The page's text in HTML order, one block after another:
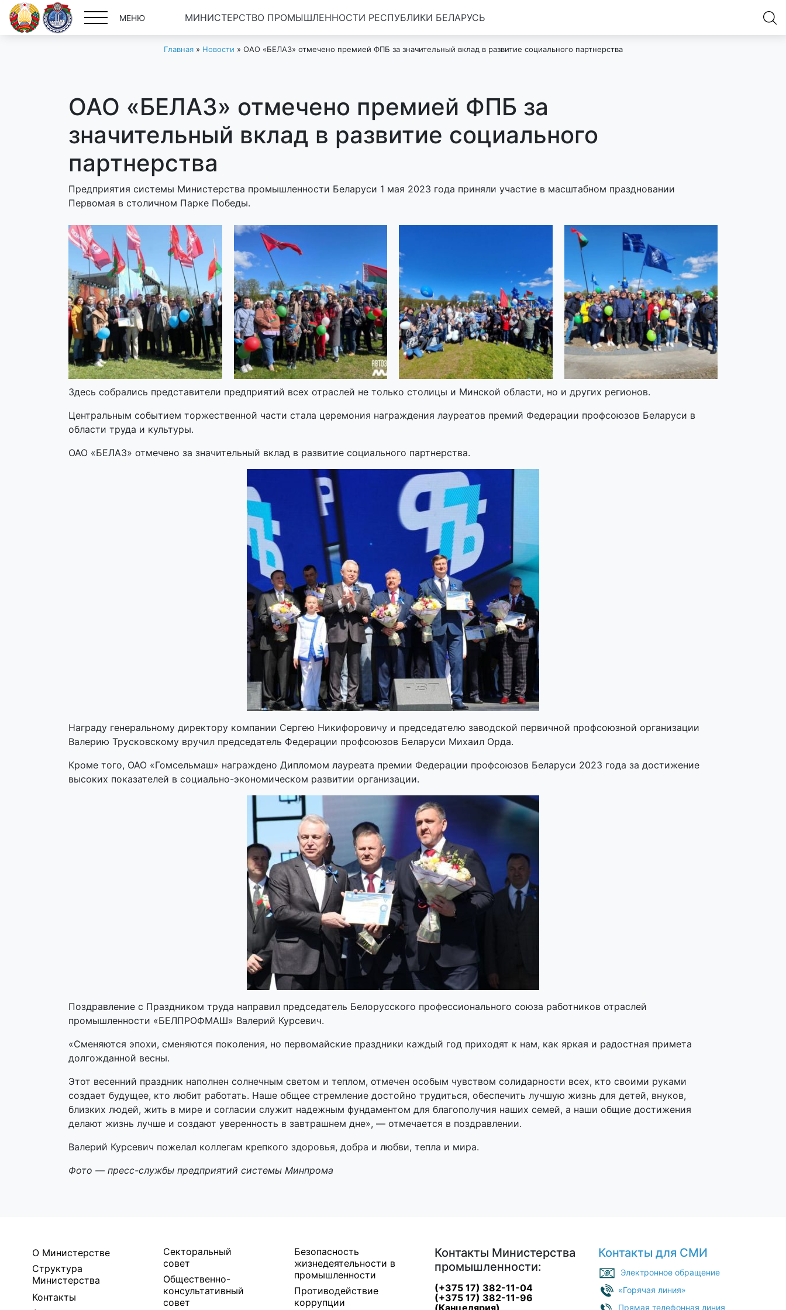
МЕНЮ МИНИСТЕРСТВО ПРОМЫШЛЕННОСТИ РЕСПУБЛИКИ БЕЛАРУСЬ
Главная» Новости » ОАО «БЕЛАЗ» отмечено премией ФПБ за значительный вклад в развитие социального партнерства
ОАО «БЕЛАЗ» отмечено премией ФПБ за
значительный вклад в развитие социального
партнерства
Предприятия системы Министерства промышленности Беларуси 1 мая 2023 года приняли участие в масштабном праздновании
Первомая в столичном Парке Победы.
Здесь собрались представители предприятий всех отраслей не только столицы и Минской области, но и других регионов.
Центральным событием торжественной части стала церемония награждения лауреатов премий Федерации профсоюзов Беларуси в
области труда и культуры.
ОАО «БЕЛАЗ» отмечено за значительный вклад в развитие социального партнерства.
Награду генеральному директору компании Сергею Никифоровичу и председателю заводской первичной профсоюзной организации
Валерию Трусковскому вручил председатель Федерации профсоюзов Беларуси Михаил Орда.
Кроме того, ОАО «Гомсельмаш» награждено Дипломом лауреата премии Федерации профсоюзов Беларуси 2023 года за достижение
высоких показателей в социально-экономическом развитии организации.
Поздравление с Праздником труда направил председатель Белорусского профессионального союза работников отраслей
промышленности «БЕЛПРОФМАШ» Валерий Курсевич.
«Сменяются эпохи, сменяются поколения, но первомайские праздники каждый год приходят к нам, как яркая и радостная примета
долгожданной весны.
Этот весенний праздник наполнен солнечным светом и теплом, отмечен особым чувством солидарности всех, кто своими руками
создает будущее, кто любит работать. Наше общее стремление достойно трудиться, обеспечить лучшую жизнь для детей, внуков,
близких людей, жить в мире и согласии служит надежным фундаментом для благополучия наших семей, а наши общие достижения
делают жизнь лучше и создают уверенность в завтрашнем дне», — отмечается в поздравлении.
Валерий Курсевич пожелал коллегам крепкого здоровья, добра и любви, тепла и мира.
Фото — пресс-службы предприятий системы Минпрома
О Министерстве
Структура
Министерства
Контакты
Секторальный
совет
Общественно-
консультативный
совет
Безопасность
жизнедеятельности в
промышленности
Противодействие
коррупции
Контакты Министерства
промышленности:
(+375 17) 382-11-04
(+375 17) 382-11-96
(Канцелярия)
Контакты для СМИ
Электронное обращение
«Горячая линия»
Прямая телефонная линия